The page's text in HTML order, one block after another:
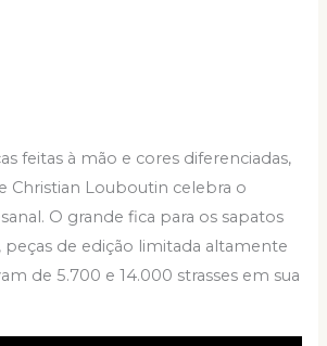
feitas à mão e cores diferenciadas,
Christian Louboutin celebra o
O grande fica para os sapatos
peças de edição limitada altamente
de 5.700 e 14.000 strasses em sua